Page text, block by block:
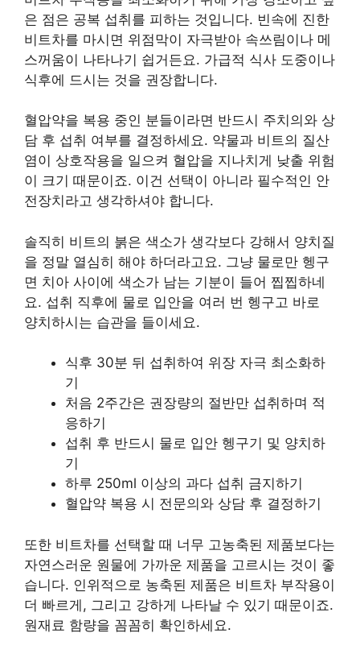
은 점은 공복 섭취를 피하는 것입니다. 빈속에 진한
비트차를 마시면 위점막이 자극받아 속쓰림이나 메
스꺼움이 나타나기 쉽거든요. 가급적 식사 도중이나
식후에 드시는 것을 권장합니다.
혈압약을 복용 중인 분들이라면 반드시 주치의와 상
담 후 섭취 여부를 결정하세요. 약물과 비트의 질산
염이 상호작용을 일으켜 혈압을 지나치게 낮출 위험
이 크기 때문이죠. 이건 선택이 아니라 필수적인 안
전장치라고 생각하셔야 합니다.
솔직히 비트의 붉은 색소가 생각보다 강해서 양치질
을 정말 열심히 해야 하더라고요. 그냥 물로만 헹구
면 치아 사이에 색소가 남는 기분이 들어 찝찝하네
요. 섭취 직후에 물로 입안을 여러 번 헹구고 바로
양치하시는 습관을 들이세요.
식후 30분 뒤 섭취하여 위장 자극 최소화하
기
처음 2주간은 권장량의 절반만 섭취하며 적
응하기
섭취 후 반드시 물로 입안 헹구기 및 양치하
기
하루 250ml 이상의 과다 섭취 금지하기
혈압약 복용 시 전문의와 상담 후 결정하기
또한 비트차를 선택할 때 너무 고농축된 제품보다는
자연스러운 원물에 가까운 제품을 고르시는 것이 좋
습니다. 인위적으로 농축된 제품은 비트차 부작용이
더 빠르게, 그리고 강하게 나타날 수 있기 때문이죠.
원재료 함량을 꼼꼼히 확인하세요.